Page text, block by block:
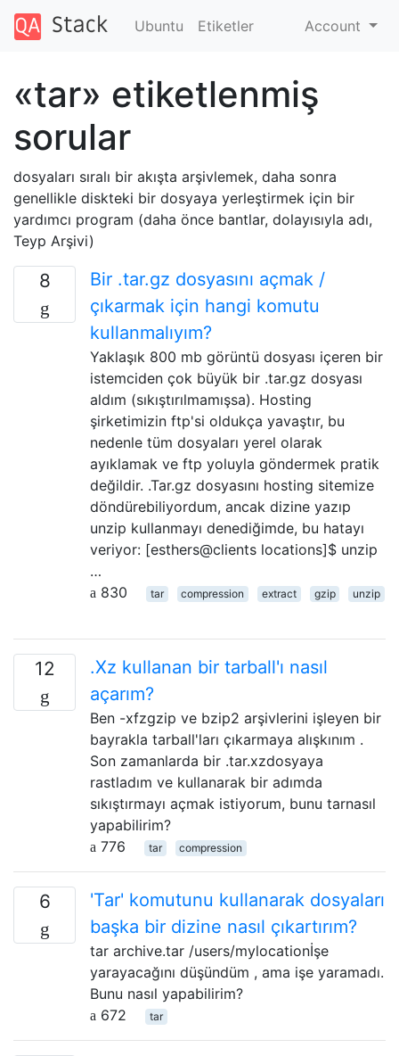
Ubuntu Etiketler Account
«tar» etiketlenmiş
sorular
dosyaları sıralı bir akışta arşivlemek, daha sonra
genellikle diskteki bir dosyaya yerleştirmek için bir
yardımcı program (daha önce bantlar, dolayısıyla adı,
Teyp Arşivi)
8
Bir .tar.gz dosyasını açmak /
çıkarmak için hangi komutu
kullanmalıyım?
Yaklaşık 800 mb görüntü dosyası içeren bir
istemciden çok büyük bir .tar.gz dosyası
aldım (sıkıştırılmamışsa). Hosting
şirketimizin ftp'si oldukça yavaştır, bu
nedenle tüm dosyaları yerel olarak
ayıklamak ve ftp yoluyla göndermek pratik
değildir. .Tar.gz dosyasını hosting sitemize
döndürebiliyordum, ancak dizine yazıp
unzip kullanmayı denediğimde, bu hatayı
veriyor: [esthers@clients locations]$ unzip
…
830
tar compression extract gzip unzip
12
.Xz kullanan bir tarball'ı nasıl
açarım?
Ben -xfzgzip ve bzip2 arşivlerini işleyen bir
bayrakla tarball'ları çıkarmaya alışkınım .
Son zamanlarda bir .tar.xzdosyaya
rastladım ve kullanarak bir adımda
sıkıştırmayı açmak istiyorum, bunu tarnasıl
yapabilirim?
776
tar compression
6
'Tar' komutunu kullanarak dosyaları
başka bir dizine nasıl çıkartırım?
tar archive.tar /users/mylocationİşe
yarayacağını düşündüm , ama işe yaramadı.
Bunu nasıl yapabilirim?
672
tar